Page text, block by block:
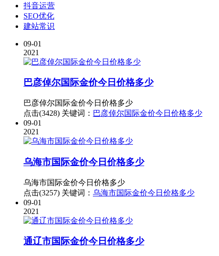
抖音运营
SEO优化
建站常识
09-01
2021
巴彦倬尔国际金价今日价格多少
巴彦倬尔国际金价今日价格多少
点击(3428) 关键词： 巴彦倬尔国际金价今日价格多少
09-01
2021
乌海市国际金价今日价格多少
乌海市国际金价今日价格多少
点击(3257) 关键词： 乌海市国际金价今日价格多少
09-01
2021
通辽市国际金价今日价格多少